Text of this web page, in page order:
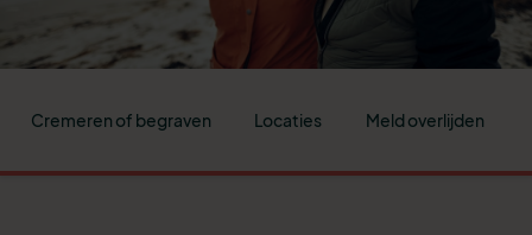
Cremeren of begraven Locaties Meld overlijden